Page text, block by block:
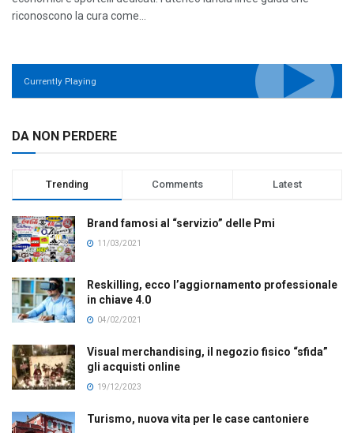
riconoscono la cura come...
Currently Playing
DA NON PERDERE
Trending Comments Latest
Brand famosi al “servizio” delle Pmi
11/03/2021
Reskilling, ecco l’aggiornamento professionale
in chiave 4.0
04/02/2021
Visual merchandising, il negozio fisico “sfida”
gli acquisti online
19/12/2023
Turismo, nuova vita per le case cantoniere